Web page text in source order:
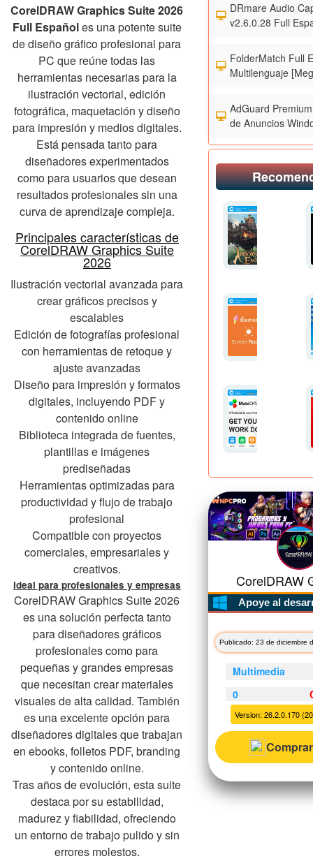
CorelDRAW Graphics Suite 2026
Full Españoles una potente suite
de diseño gráfico profesional para
PC que reúne todas las
herramientas necesarias para la
ilustración vectorial, edición
fotográfica, maquetación y diseño
para impresión y medios digitales.
Está pensada tanto para
diseñadores experimentados
como para usuarios que desean
resultados profesionales sin una
curva de aprendizaje compleja.
Principales características de
CorelDRAW Graphics Suite
2026
Ilustración vectorial avanzada para
crear gráficos precisos y
escalables
Edición de fotografías profesional
con herramientas de retoque y
ajuste avanzadas
Diseño para impresión y formatos
digitales, incluyendo PDF y
contenido online
Biblioteca integrada de fuentes,
plantillas e imágenes
prediseñadas
Herramientas optimizadas para
productividad y flujo de trabajo
profesional
Compatible con proyectos
comerciales, empresariales y
creativos.
Ideal para profesionales y empresas
CorelDRAW Graphics Suite 2026
es una solución perfecta tanto
para diseñadores gráficos
profesionales como para
pequeñas y grandes empresas
que necesitan crear materiales
visuales de alta calidad. También
es una excelente opción para
diseñadores digitales que trabajan
en ebooks, folletos PDF, branding
y contenido online.
Tras años de evolución, esta suite
destaca por su estabilidad,
madurez y fiabilidad, ofreciendo
un entorno de trabajo pulido y sin
errores molestos.
DRmare Audio
v2.6.0.28 Full
FolderMatch Full
Multilenguaje
AdGuard
de Anuncios
CorelDRAW
Apoye al
Publicado: 23 de diciembre
Multimedia
0
Version: 26.2.0.170